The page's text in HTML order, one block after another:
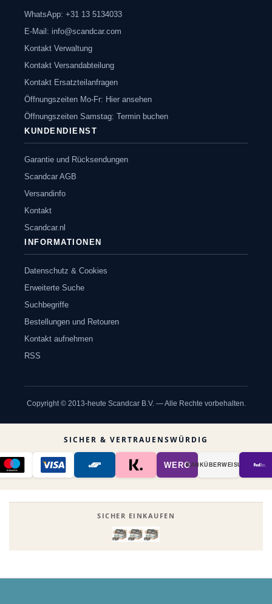
WhatsApp: +31 13 5134033
E-Mail: info@scandcar.com
Kontakt Verwaltung
Kontakt Versandabteilung
Kontakt Ersatzteilanfragen
Öffnungszeiten Mo-Fr: Hier ansehen
Öffnungszeiten Samstag: Termin buchen
KUNDENDIENST
Garantie und Rücksendungen
Scandcar AGB
Versandinfo
Kontakt
Scandcar.nl
INFORMATIONEN
Datenschutz & Cookies
Erweiterte Suche
Suchbegriffe
Bestellungen und Retouren
Kontakt aufnehmen
RSS
Copyright © 2013-heute Scandcar B.V. — Alle Rechte vorbehalten.
SICHER & VERTRAUENSWÜRDIG
WEROBANK­ÜBER­WEISUNG
SICHER EINKAUFEN